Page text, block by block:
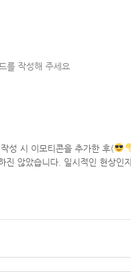
를 작성해 주세요
성 시 이모티콘을 추가한 후(
진 않았습니다. 일시적인 현상인